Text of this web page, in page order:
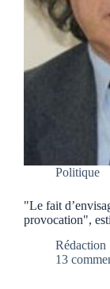
Politique
"Le fait
provocation",
Rédaction
13